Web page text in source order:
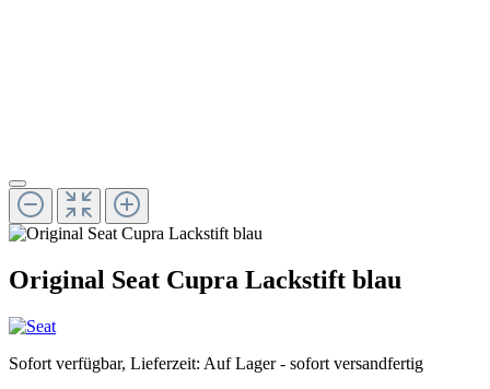
Original Seat Cupra Lackstift blau
Sofort verfügbar, Lieferzeit: Auf Lager - sofort versandfertig